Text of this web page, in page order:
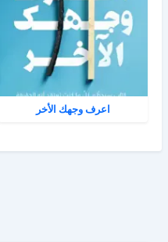
اعرف وجهك الأخر